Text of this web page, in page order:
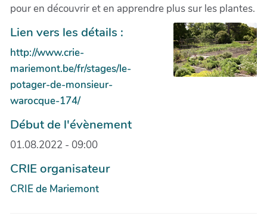
pour en découvrir et en apprendre plus sur les plantes.
Lien vers les détails :
http://www.crie-
mariemont.be/fr/stages/le-
potager-de-monsieur-
warocque-174/
Début de l'évènement
01.08.2022 - 09:00
CRIE organisateur
CRIE de Mariemont